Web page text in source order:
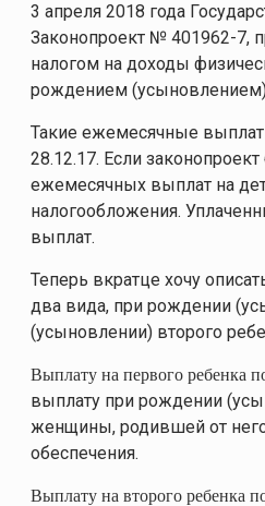
3 апреля 2018 года
Законопроект № 401962-7,
налогом на доходы
рождением (усыновлением)
Такие ежемесячные
28.12.17. Если
ежемесячных выплат на
налогообложения.
выплат.
Теперь вкратце хочу
два вида, при рождении
(усыновлении) второго
Выплату на первого ребенка
выплату при рождении
женщины, родившей от него
обеспечения.
Выплату на второго ребенка